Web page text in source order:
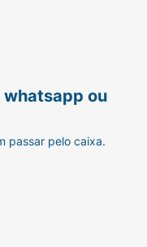
whatsapp ou
passar pelo caixa.